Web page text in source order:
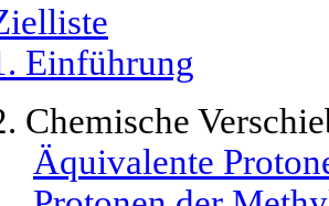
Einführung
Chemische
Äquivalente